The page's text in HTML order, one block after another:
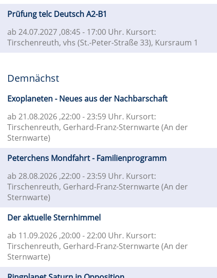
Prüfung telc Deutsch A2-B1
ab 24.07.2027 ,08:45 - 17:00 Uhr. Kursort:
Tirschenreuth, vhs (St.-Peter-Straße 33), Kursraum 1
Demnächst
Exoplaneten - Neues aus der Nachbarschaft
ab 21.08.2026 ,22:00 - 23:59 Uhr. Kursort:
Tirschenreuth, Gerhard-Franz-Sternwarte (An der
Sternwarte)
Peterchens Mondfahrt - Familienprogramm
ab 28.08.2026 ,22:00 - 23:59 Uhr. Kursort:
Tirschenreuth, Gerhard-Franz-Sternwarte (An der
Sternwarte)
Der aktuelle Sternhimmel
ab 11.09.2026 ,20:00 - 22:00 Uhr. Kursort:
Tirschenreuth, Gerhard-Franz-Sternwarte (An der
Sternwarte)